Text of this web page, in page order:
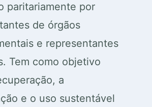
paritariamente por
de órgãos
e representantes
Tem como objetivo
a
e o uso sustentável